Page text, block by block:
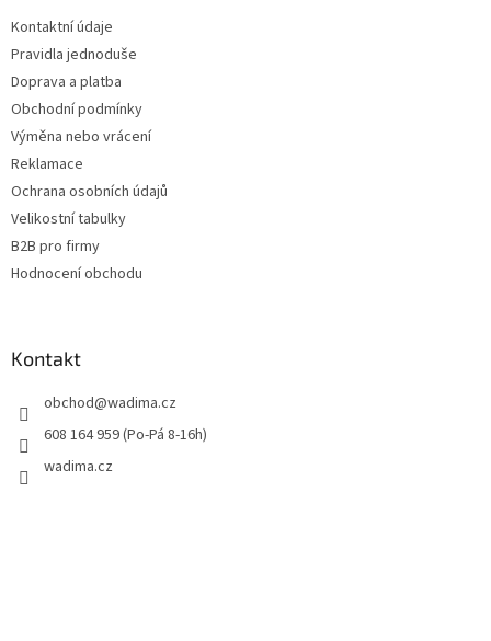
Kontaktní údaje
Pravidla jednoduše
Doprava a platba
Obchodní podmínky
Výměna nebo vrácení
Reklamace
Ochrana osobních údajů
Velikostní tabulky
B2B pro firmy
Hodnocení obchodu
Kontakt
obchod@wadima.cz
608 164 959 (Po-Pá 8-16h)
wadima.cz